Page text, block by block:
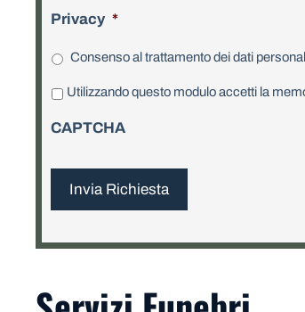
Privacy *
Consenso al trattamento dei dati
P
i
a
y
Utilizzando questo modulo accetti la
CAPTCHA